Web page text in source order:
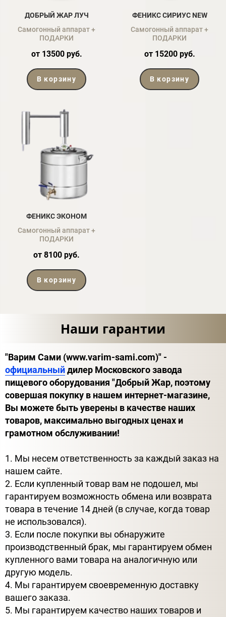
ДОБРЫЙ ЖАР ЛУЧ
Самогонный аппарат +
ПОДАРКИ
от 13500 руб.
В корзину
ФЕНИКС СИРИУС NEW
Самогонный аппарат +
ПОДАРКИ
от 15200 руб.
В корзину
ФЕНИКС ЭКОНОМ
Самогонный аппарат +
ПОДАРКИ
от 8100 руб.
В корзину
Наши гарантии
"Варим Сами (www.varim-sami.com)" -
официальныйдилер Московского завода
пищевого оборудования "Добрый Жар, поэтому
совершая покупку в нашем интернет-магазине,
Вы можете быть уверены в качестве наших
товаров, максимально выгодных ценах и
грамотном обслуживании!
1. Мы несем ответственность за каждый заказ на
нашем сайте.
2. Если купленный товар вам не подошел, мы
гарантируем возможность обмена или возврата
товара в течение 14 дней (в случае, когда товар
не использовался).
3. Если после покупки вы обнаружите
производственный брак, мы гарантируем обмен
купленного вами товара на аналогичную или
другую модель.
4. Мы гарантируем своевременную доставку
вашего заказа.
5. Мы гарантируем качество наших товаров и